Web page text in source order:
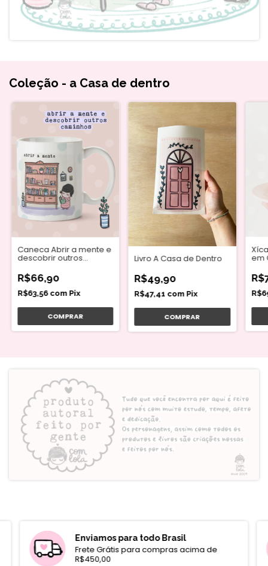
Coleção - a Casa de dentro
Caneca Abrir a mente e
descobrir outros
R$66,90
R$63,56 com Pix
Livro A Casa de Dentro
R$49,90
R$47,41 com Pix
em
Enviamos para todo Brasil
Frete Grátis para compras acima de
R$450,00